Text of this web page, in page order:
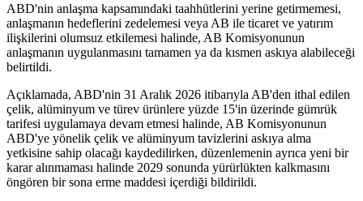
ABD'nin anlaşma kapsamındaki taahhütlerini yerine getirmemesi,
anlaşmanın hedeflerini zedelemesi veya AB ile ticaret ve yatırım
ilişkilerini olumsuz etkilemesi halinde, AB Komisyonunun
anlaşmanın uygulanmasını tamamen ya da kısmen askıya alabileceği
belirtildi.
Açıklamada, ABD'nin 31 Aralık 2026 itibarıyla AB'den ithal edilen
çelik, alüminyum ve türev ürünlere yüzde 15'in üzerinde gümrük
tarifesi uygulamaya devam etmesi halinde, AB Komisyonunun
ABD'ye yönelik çelik ve alüminyum tavizlerini askıya alma
yetkisine sahip olacağı kaydedilirken, düzenlemenin ayrıca yeni bir
karar alınmaması halinde 2029 sonunda yürürlükten kalkmasını
öngören bir sona erme maddesi içerdiği bildirildi.